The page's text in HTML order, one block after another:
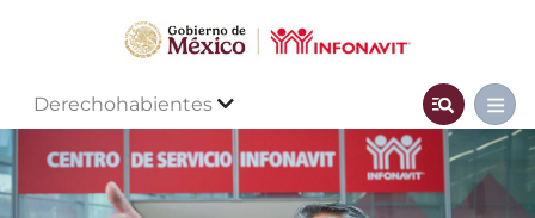
Derechohabientes